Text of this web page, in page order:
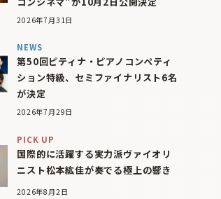
2026年7月31日
NEWS
第50回ピティナ・ピアノコンペティ
ション特級、セミファイナリスト6名
が決定
2026年7月29日
PICK UP
国際的に活躍する実力派ヴァイオリ
ニスト松本紘佳が奏でる極上の響き
2026年8月2日